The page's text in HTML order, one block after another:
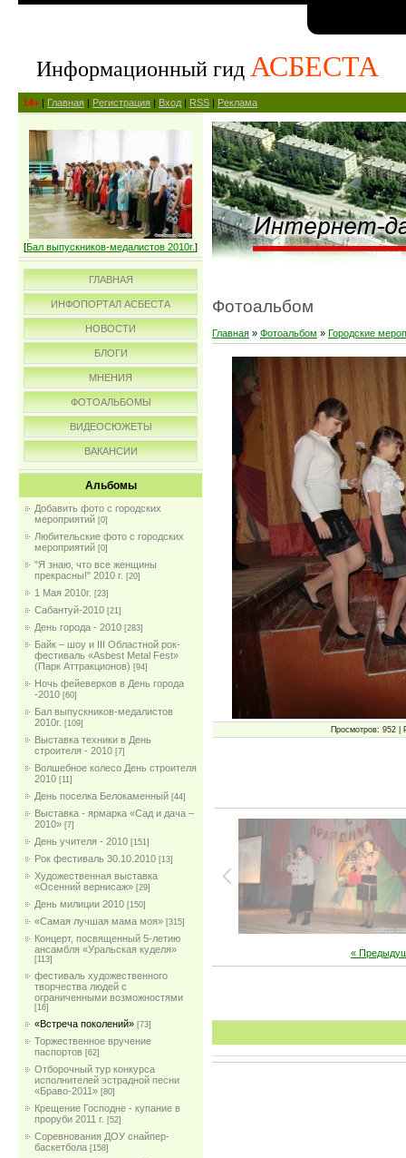
Информационный гид АСБЕСТА
14+ | Главная | Регистрация | Вход | RSS | Реклама
[Бал выпускников-медалистов 2010г.]
ГЛАВНАЯ
ИНФОПОРТАЛ АСБЕСТА
НОВОСТИ
БЛОГИ
МНЕНИЯ
ФОТОАЛЬБОМЫ
ВИДЕОСЮЖЕТЫ
ВАКАНСИИ
Альбомы
Добавить фото с городских
мероприятий [0]
Любительские фото с городских
мероприятий [0]
"Я знаю, что все женщины
прекрасны!" 2010 г. [20]
1 Мая 2010г. [23]
Сабантуй-2010 [21]
День города - 2010 [283]
Байк – шоу и III Областной рок-
фестиваль «Asbest Metal Fest»
(Парк Аттракционов) [94]
Ночь фейеверков в День города
-2010 [60]
Бал выпускников-медалистов
2010г. [109]
Выставка техники в День
строителя - 2010 [7]
Волшебное колесо День строителя
2010 [11]
День поселка Белокаменный [44]
Выставка - ярмарка «Сад и дача –
2010» [7]
День учителя - 2010 [151]
Рок фестиваль 30.10.2010 [13]
Художественная выставка
«Осенний вернисаж» [29]
День милиции 2010 [150]
«Самая лучшая мама моя» [315]
Концерт, посвященный 5-летию
ансамбля «Уральская куделя»
[113]
фестиваль художественного
творчества людей с
ограниченными возможностями
[16]
«Встреча поколений» [73]
Торжественное вручение
паспортов [62]
Отборочный тур конкурса
исполнителей эстрадной песни
«Браво-2011» [80]
Крещение Господне - купание в
проруби 2011 г. [52]
Соревнования ДОУ снайпер-
баскетбола [158]
Фотоальбом
Главная » Фотоальбом » Городские
Просмотров: 952 |
«